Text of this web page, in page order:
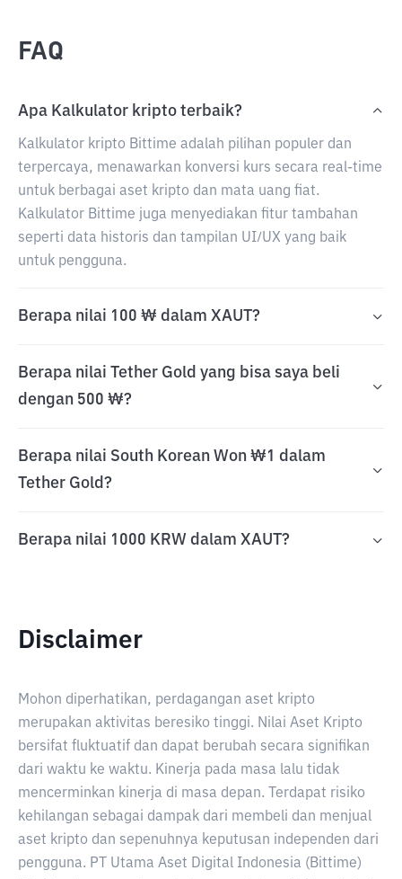
FAQ
Apa Kalkulator kripto terbaik?
Kalkulator kripto Bittime adalah pilihan populer dan
terpercaya, menawarkan konversi kurs secara real-time
untuk berbagai aset kripto dan mata uang fiat.
Kalkulator Bittime juga menyediakan fitur tambahan
seperti data historis dan tampilan UI/UX yang baik
untuk pengguna.
Berapa nilai 100 ₩ dalam XAUT?
Berapa nilai Tether Gold yang bisa saya beli
dengan 500 ₩?
Berapa nilai South Korean Won ₩1 dalam
Tether Gold?
Berapa nilai 1000 KRW dalam XAUT?
Disclaimer
Mohon diperhatikan, perdagangan aset kripto
merupakan aktivitas beresiko tinggi. Nilai Aset Kripto
bersifat fluktuatif dan dapat berubah secara signifikan
dari waktu ke waktu. Kinerja pada masa lalu tidak
mencerminkan kinerja di masa depan. Terdapat risiko
kehilangan sebagai dampak dari membeli dan menjual
aset kripto dan sepenuhnya keputusan independen dari
pengguna. PT Utama Aset Digital Indonesia (Bittime)